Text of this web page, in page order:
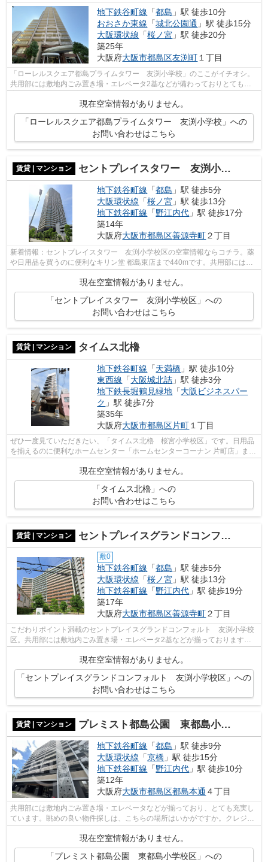
地下鉄谷町線 「都島 」駅 徒歩10分
おおさか東線 「城北公園通 」駅 徒歩15分
大阪環状線 「桜ノ宮 」駅 徒歩20分
築25年
大阪府大阪市都島区友渕町 １丁目
「ローレルスクエア都島プライムタワー 友渕小学校」のここがイチオシ。
共用部には敷地内ごみ置き場・エレベータ2基などが備わっておりとても充
現在空室情報がありません。
「ローレルスクエア都島プライムタワー 友渕小学校」への
お問い合わせはこちら
賃貸 | マンション セントプレイスタワー 友渕小学校区
地下鉄谷町線 「都島 」駅 徒歩5分
大阪環状線 「桜ノ宮 」駅 徒歩13分
地下鉄谷町線 「野江内代 」駅 徒歩17分
築14年
大阪府大阪市都島区善源寺町２丁目
新着情報：セントプレイスタワー 友渕小学校区の空室情報ならコチラ。薬
や日用品を買うのに便利なキリン堂 都島東店まで440mです。共用部には敷
地内ごみ置き場・エレベータ2基などが...
現在空室情報がありません。
「セントプレイスタワー 友渕小学校区」への
お問い合わせはこちら
賃貸 | マンション タイムス北櫓
地下鉄谷町線 「天満橋 」駅 徒歩10分
東西線 「大阪城北詰 」駅 徒歩3分
地下鉄長堀鶴見緑地 「大阪ビジネスパー
ク 」駅 徒歩7分
築35年
大阪府大阪市都島区片町 １丁目
ぜひ一度見ていただきたい、「タイムス北櫓 桜宮小学校区」です。日用品
を揃えるのに便利なホームセンター「ホームセンターコーナン 片町店」ま
現在空室情報がありません。
「タイムス北櫓」への
お問い合わせはこちら
賃貸 | マンション セントプレイスグランドコンフォルト 友渕小学校区
敷0
地下鉄谷町線 「都島 」駅 徒歩5分
大阪環状線 「桜ノ宮 」駅 徒歩13分
地下鉄谷町線 「野江内代 」駅 徒歩19分
築17年
大阪府大阪市都島区善源寺町２丁目
こだわりポイント満載のセントプレイスグランドコンフォルト 友渕小学校
区。共用部には敷地内ごみ置き場・エレベータ2基などが揃っております。2
現在空室情報がありません。
「セントプレイスグランドコンフォルト 友渕小学校区」への
お問い合わせはこちら
賃貸 | マンション プレミスト都島公園 東都島小学校区
地下鉄谷町線 「都島 」駅 徒歩9分
大阪環状線 「京橋 」駅 徒歩15分
地下鉄谷町線 「野江内代 」駅 徒歩10分
築12年
大阪府大阪市都島区都島本通 ４丁目
共用部には敷地内ごみ置き場・エレベータなどが揃っており、とても充実し
ています。眺めの良い物件探しは、こちらの場所はいかがですか。クレジッ
トカードで初期費用をお支払いいただ...
現在空室情報がありません。
「プレミスト都島公園 東都島小学校区」への